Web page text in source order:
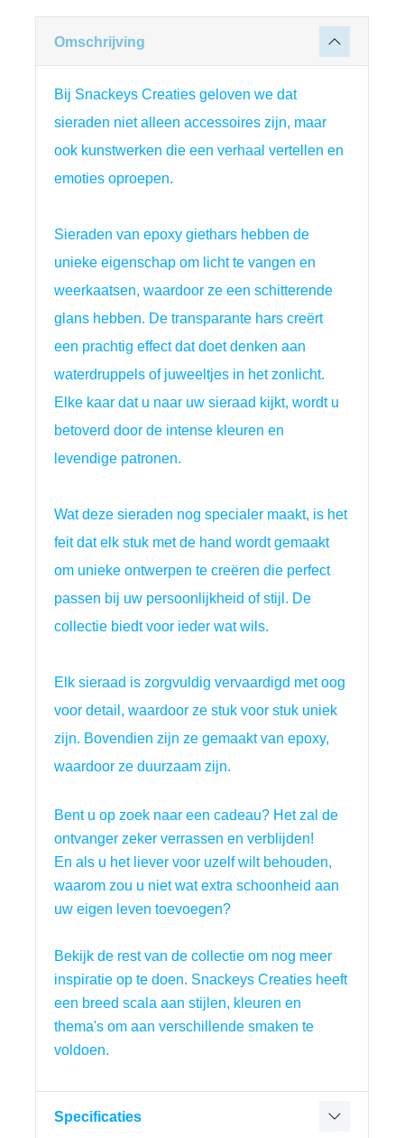
Omschrijving
Bij Snackeys Creaties geloven we dat
sieraden niet alleen accessoires zijn, maar
ook kunstwerken die een verhaal vertellen en
emoties oproepen.
Sieraden van epoxy giethars hebben de
unieke eigenschap om licht te vangen en
weerkaatsen, waardoor ze een schitterende
glans hebben. De transparante hars creërt
een prachtig effect dat doet denken aan
waterdruppels of juweeltjes in het zonlicht.
Elke kaar dat u naar uw sieraad kijkt, wordt u
betoverd door de intense kleuren en
levendige patronen.
Wat deze sieraden nog specialer maakt, is het
feit dat elk stuk met de hand wordt gemaakt
om unieke ontwerpen te creëren die perfect
passen bij uw persoonlijkheid of stijl. De
collectie biedt voor ieder wat wils.
Elk sieraad is zorgvuldig vervaardigd met oog
voor detail, waardoor ze stuk voor stuk uniek
zijn. Bovendien zijn ze gemaakt van epoxy,
waardoor ze duurzaam zijn.
Bent u op zoek naar een cadeau? Het zal de
ontvanger zeker verrassen en verblijden!
En als u het liever voor uzelf wilt behouden,
waarom zou u niet wat extra schoonheid aan
uw eigen leven toevoegen?
Bekijk de rest van de collectie om nog meer
inspiratie op te doen. Snackeys Creaties heeft
een breed scala aan stijlen, kleuren en
thema's om aan verschillende smaken te
voldoen.
Specificaties